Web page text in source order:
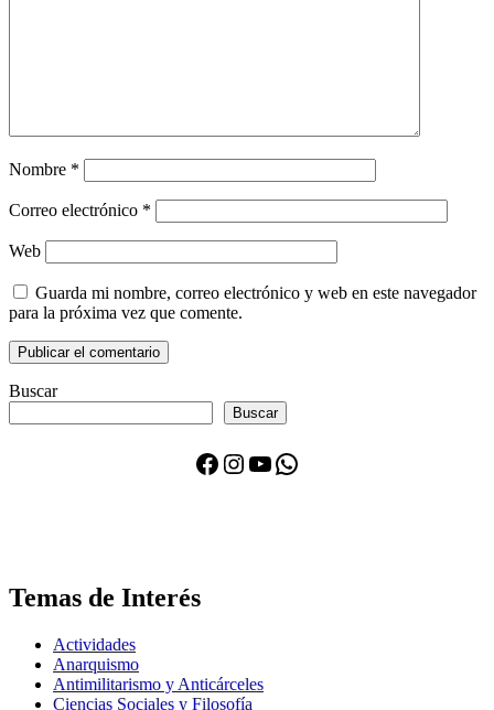
Nombre *
Correo electrónico *
Web
Guarda mi nombre, correo electrónico y web en este navegador
para la próxima vez que comente.
Buscar
Buscar
Facebook
Instagram
YouTube
WhatsApp
Temas de Interés
Actividades
Anarquismo
Antimilitarismo y Anticárceles
Ciencias Sociales y Filosofía